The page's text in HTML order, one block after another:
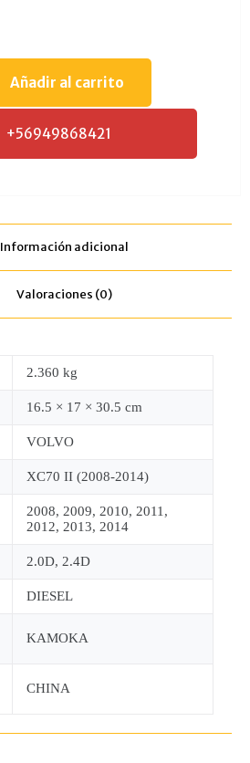
Añadir al carrito
+56949868421
Información adicional
Valoraciones (0)
2.360 kg
16.5 × 17 × 30.5 cm
VOLVO
XC70 II (2008-2014)
2008, 2009, 2010, 2011,
2012, 2013, 2014
2.0D, 2.4D
DIESEL
KAMOKA
CHINA